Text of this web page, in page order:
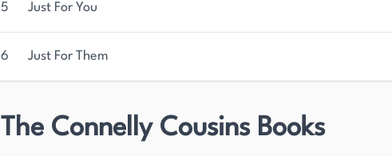
5 Just For You
6 Just For Them
The Connelly Cousins Books